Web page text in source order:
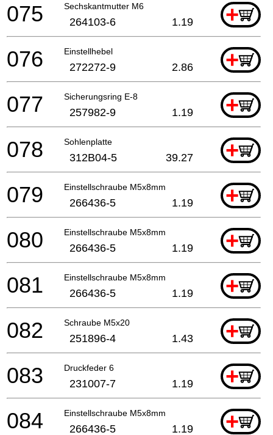
Sechskantmutter M6 +
075 264103-6 1.19
Einstellhebel +
076 272272-9 2.86
Sicherungsring E-8 +
077 257982-9 1.19
Sohlenplatte +
078 312B04-5 39.27
Einstellschraube M5x8mm +
079 266436-5 1.19
Einstellschraube M5x8mm +
080 266436-5 1.19
Einstellschraube M5x8mm +
081 266436-5 1.19
Schraube M5x20 +
082 251896-4 1.43
Druckfeder 6 +
083 231007-7 1.19
Einstellschraube M5x8mm +
084 266436-5 1.19